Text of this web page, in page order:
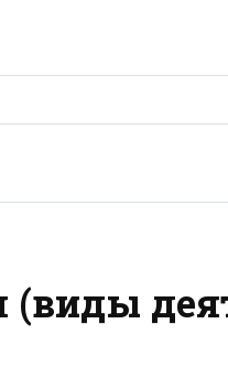
(виды